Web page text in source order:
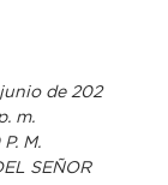
de 202
m.
M.
SEÑOR